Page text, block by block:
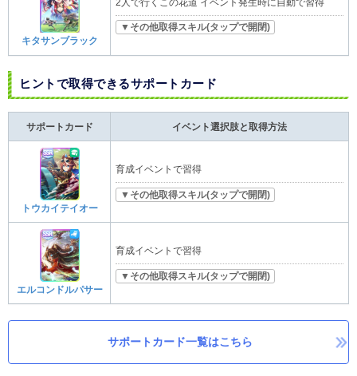
キタサンブラック
2人で行くこの花道 イベント発生時に自動で習得
▼その他取得スキル(タップで開閉)
ヒントで取得できるサポートカード
サポートカード イベント選択肢と取得方法
トウカイテイオー
育成イベントで習得
▼その他取得スキル(タップで開閉)
エルコンドルパサー
育成イベントで習得
▼その他取得スキル(タップで開閉)
サポートカード一覧はこちら